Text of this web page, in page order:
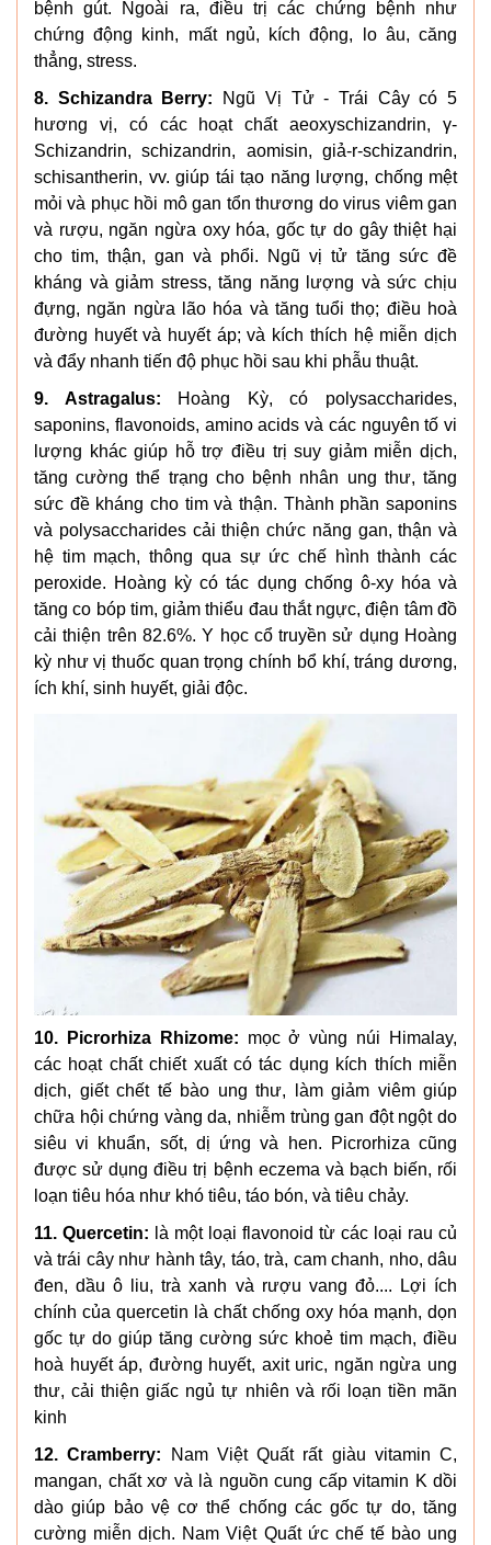
bệnh gút. Ngoài ra, điều trị các chứng bệnh như
chứng động kinh, mất ngủ, kích động, lo âu, căng
thẳng, stress.
8. Schizandra Berry: Ngũ Vị Tử - Trái Cây có 5
hương vị, có các hoạt chất aeoxyschizandrin, γ-
Schizandrin, schizandrin, aomisin, giả-r-schizandrin,
schisantherin, vv. giúp tái tạo năng lượng, chống mệt
mỏi và phục hồi mô gan tổn thương do virus viêm gan
và rượu, ngăn ngừa oxy hóa, gốc tự do gây thiệt hại
cho tim, thận, gan và phổi. Ngũ vị tử tăng sức đề
kháng và giảm stress, tăng năng lượng và sức chịu
đựng, ngăn ngừa lão hóa và tăng tuổi thọ; điều hoà
đường huyết và huyết áp; và kích thích hệ miễn dịch
và đẩy nhanh tiến độ phục hồi sau khi phẫu thuật.
9. Astragalus: Hoàng Kỳ, có polysaccharides,
saponins, flavonoids, amino acids và các nguyên tố vi
lượng khác giúp hỗ trợ điều trị suy giảm miễn dịch,
tăng cường thể trạng cho bệnh nhân ung thư, tăng
sức đề kháng cho tim và thận. Thành phần saponins
và polysaccharides cải thiện chức năng gan, thận và
hệ tim mạch, thông qua sự ức chế hình thành các
peroxide. Hoàng kỳ có tác dụng chống ô-xy hóa và
tăng co bóp tim, giảm thiểu đau thắt ngực, điện tâm đồ
cải thiện trên 82.6%. Y học cổ truyền sử dụng Hoàng
kỳ như vị thuốc quan trọng chính bổ khí, tráng dương,
ích khí, sinh huyết, giải độc.
10. Picrorhiza Rhizome: mọc ở vùng núi Himalay,
các hoạt chất chiết xuất có tác dụng kích thích miễn
dịch, giết chết tế bào ung thư, làm giảm viêm giúp
chữa hội chứng vàng da, nhiễm trùng gan đột ngột do
siêu vi khuẩn, sốt, dị ứng và hen. Picrorhiza cũng
được sử dụng điều trị bệnh eczema và bạch biến, rối
loạn tiêu hóa như khó tiêu, táo bón, và tiêu chảy.
11. Quercetin: là một loại flavonoid từ các loại rau củ
và trái cây như hành tây, táo, trà, cam chanh, nho, dâu
đen, dầu ô liu, trà xanh và rượu vang đỏ.... Lợi ích
chính của quercetin là chất chống oxy hóa mạnh, dọn
gốc tự do giúp tăng cường sức khoẻ tim mạch, điều
hoà huyết áp, đường huyết, axit uric, ngăn ngừa ung
thư, cải thiện giấc ngủ tự nhiên và rối loạn tiền mãn
kinh
12. Cramberry: Nam Việt Quất rất giàu vitamin C,
mangan, chất xơ và là nguồn cung cấp vitamin K dồi
dào giúp bảo vệ cơ thể chống các gốc tự do, tăng
cường miễn dịch. Nam Việt Quất ức chế tế bào ung